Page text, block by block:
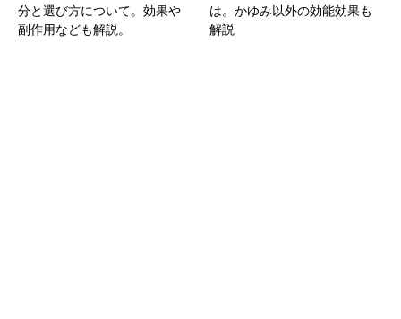
分と選び方について。効果や
副作用なども解説。
は。かゆみ以外の効能効果も
解説